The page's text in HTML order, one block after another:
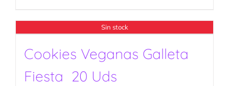
Sin stock
Cookies Veganas Galleta
Fiesta 20 Uds